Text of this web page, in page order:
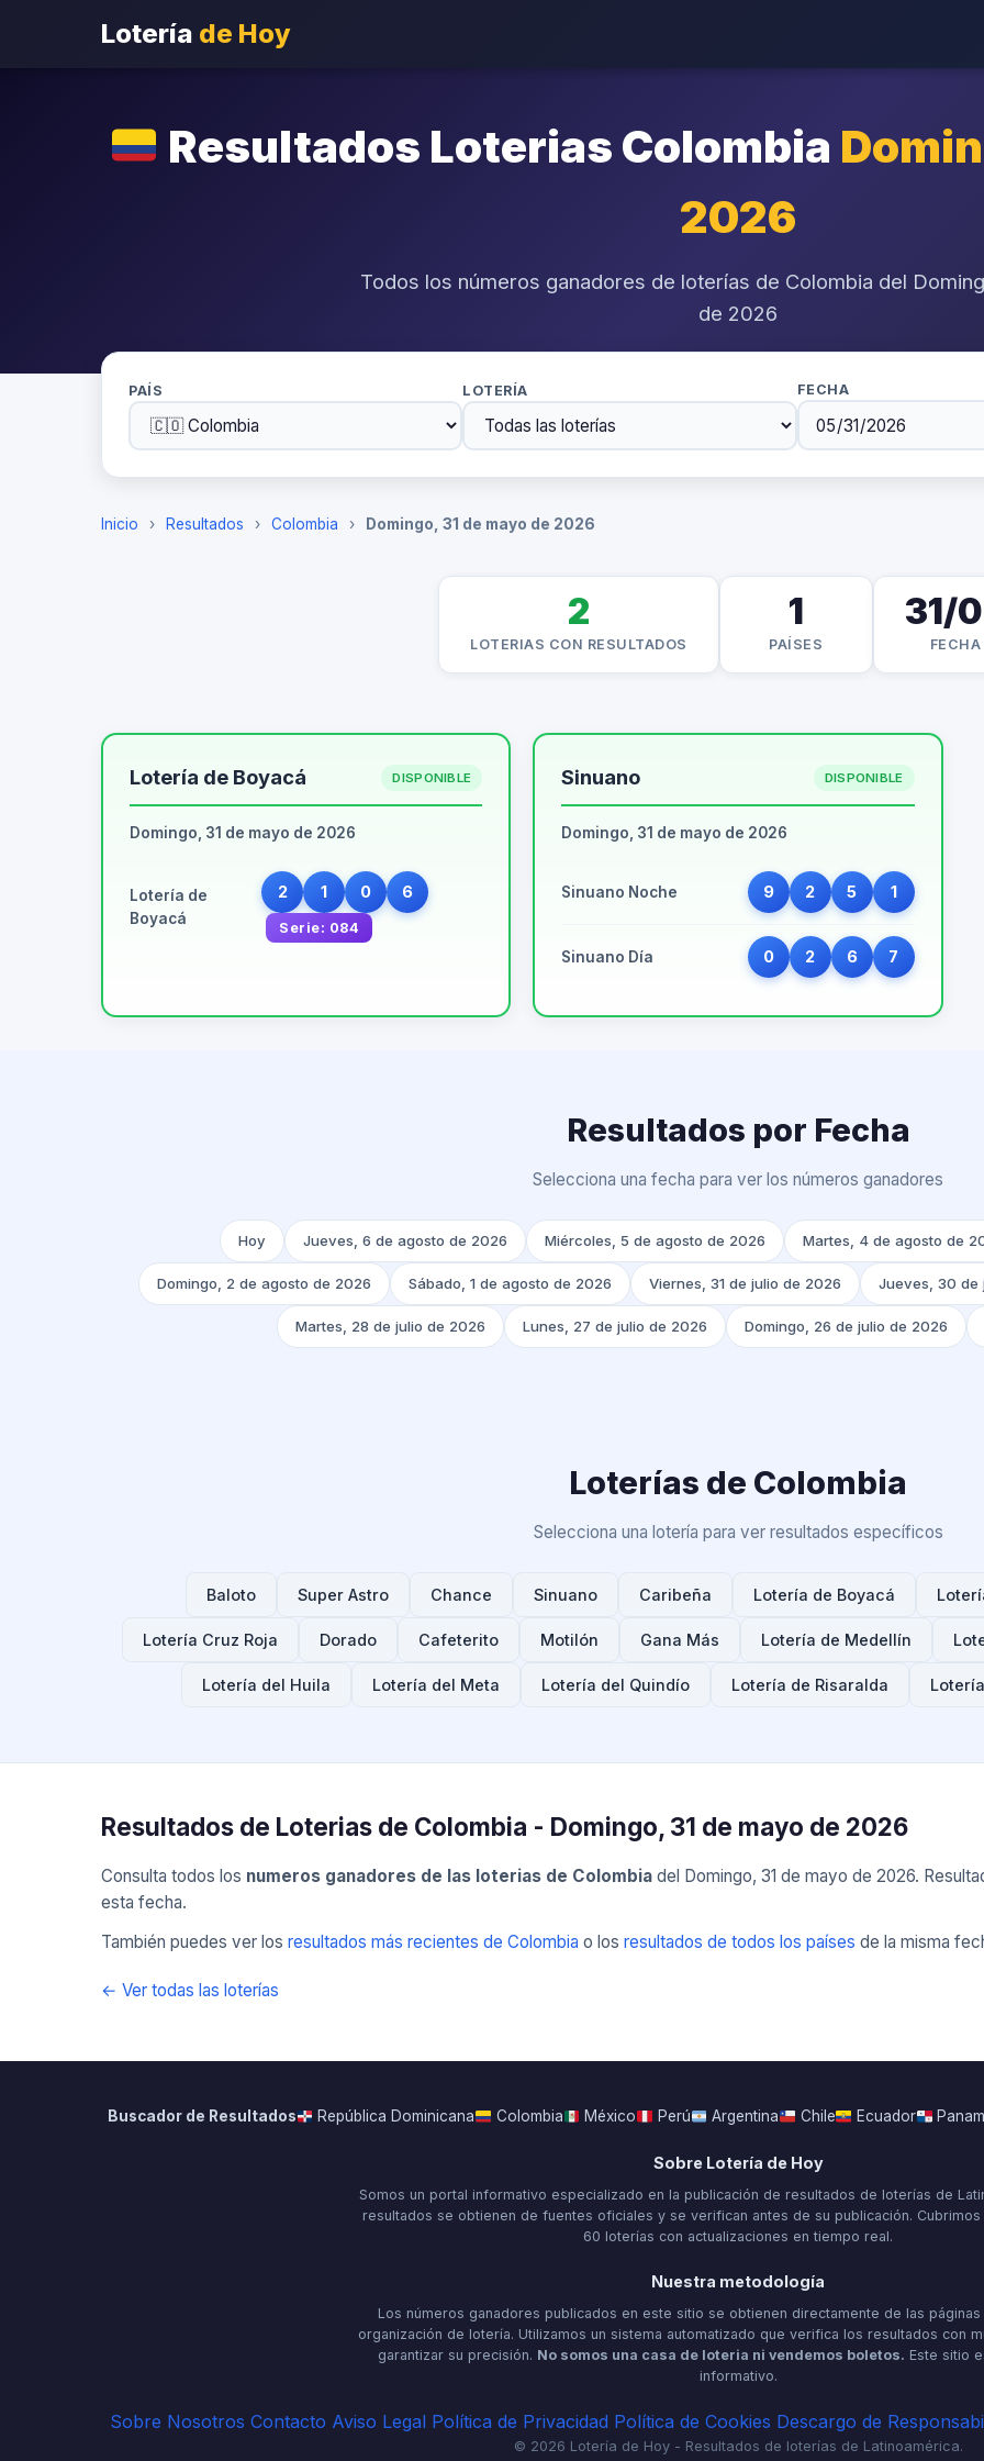
Lotería de Hoy
Resultados Loterias Colombia
2026
Todos los números ganadores de loterías de Colombia del
de 2026
PAÍS LOTERÍA FECHA
Inicio › Resultados › Colombia › Domingo, 31 de mayo de 2026
2
LOTERIAS CON RESULTADOS
1
PAÍSES
31/
FECHA
Lotería de Boyacá DISPONIBLE
Domingo, 31 de mayo de 2026
Lotería de
Boyacá
2 1 0 6
Serie: 084
Sinuano DISPONIBLE
Domingo, 31 de mayo de 2026
Sinuano Noche 9 2 5 1
Sinuano Día 0 2 6 7
Resultados por Fecha
Selecciona una fecha para ver los números ganadores
Hoy Jueves, 6 de agosto de 2026 Miércoles, 5 de agosto de 2026 Martes, 4 de agosto de
Domingo, 2 de agosto de 2026 Sábado, 1 de agosto de 2026 Viernes, 31 de julio de 2026 Jueves, 30 de
Martes, 28 de julio de 2026 Lunes, 27 de julio de 2026 Domingo, 26 de julio de 2026
Loterías de Colombia
Selecciona una lotería para ver resultados específicos
Baloto Super Astro Chance Sinuano Caribeña Lotería de Boyacá
Lotería Cruz Roja Dorado Cafeterito Motilón Gana Más Lotería de Medellín
Lotería del Huila Lotería del Meta Lotería del Quindío Lotería de Risaralda
Resultados de Loterias de Colombia - Domingo, 31 de mayo de 2026
Consulta todos los numeros ganadores de las loterias de Colombia del Domingo, 31 de mayo de 2026.
esta fecha.
También puedes ver los resultados más recientes de Colombia o los resultados de todos los países de la misma
← Ver todas las loterías
Buscador de Resultados República Dominicana Colombia México Perú Argentina Chile Ecuador
Sobre Lotería de Hoy
Somos un portal informativo especializado en la publicación de resultados de loterías de
resultados se obtienen de fuentes oficiales y se verifican antes de su publicación.
60 loterías con actualizaciones en tiempo real.
Nuestra metodología
Los números ganadores publicados en este sitio se obtienen directamente de las
organización de lotería. Utilizamos un sistema automatizado que verifica los resultados con
garantizar su precisión. No somos una casa de loteria ni vendemos boletos. Este sitio
informativo.
Sobre Nosotros Contacto Aviso Legal Política de Privacidad Política de Cookies Descargo de
© 2026 Lotería de Hoy - Resultados de loterías de Latinoamérica.